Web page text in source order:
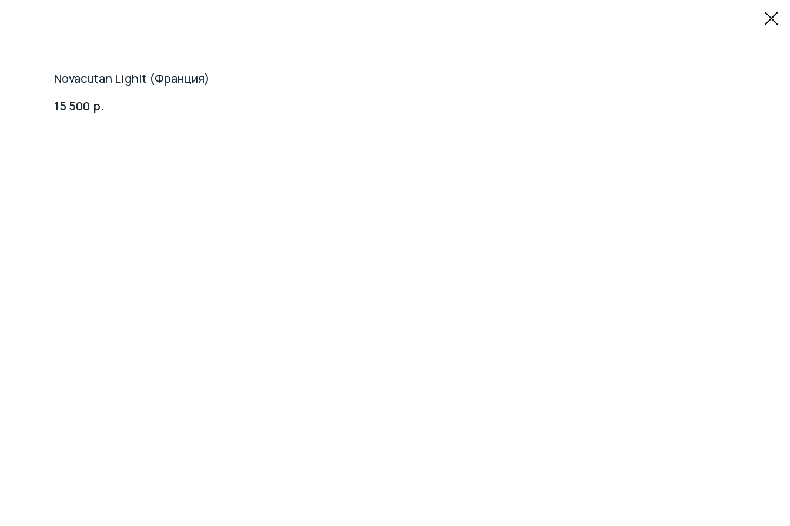
Novacutan Lighlt (Франция)
15 500 р.